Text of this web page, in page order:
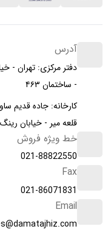
آدرس
دفتر مرکزی: تهران -
- ساختمان ۴۶۳
کارخانه: جاده قدیم
قلعه میر - خیابان رینگ
خط ویژه فروش
021-88822550
Fax
021-86071831
Email